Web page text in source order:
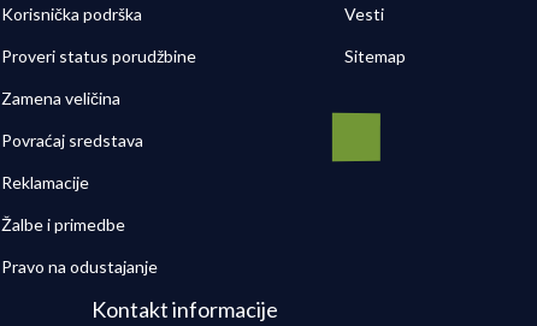
Korisnička podrška
Proveri status porudžbine
Zamena veličina
Povraćaj sredstava
Reklamacije
Žalbe i primedbe
Pravo na odustajanje
Vesti
Sitemap
Kontakt informacije